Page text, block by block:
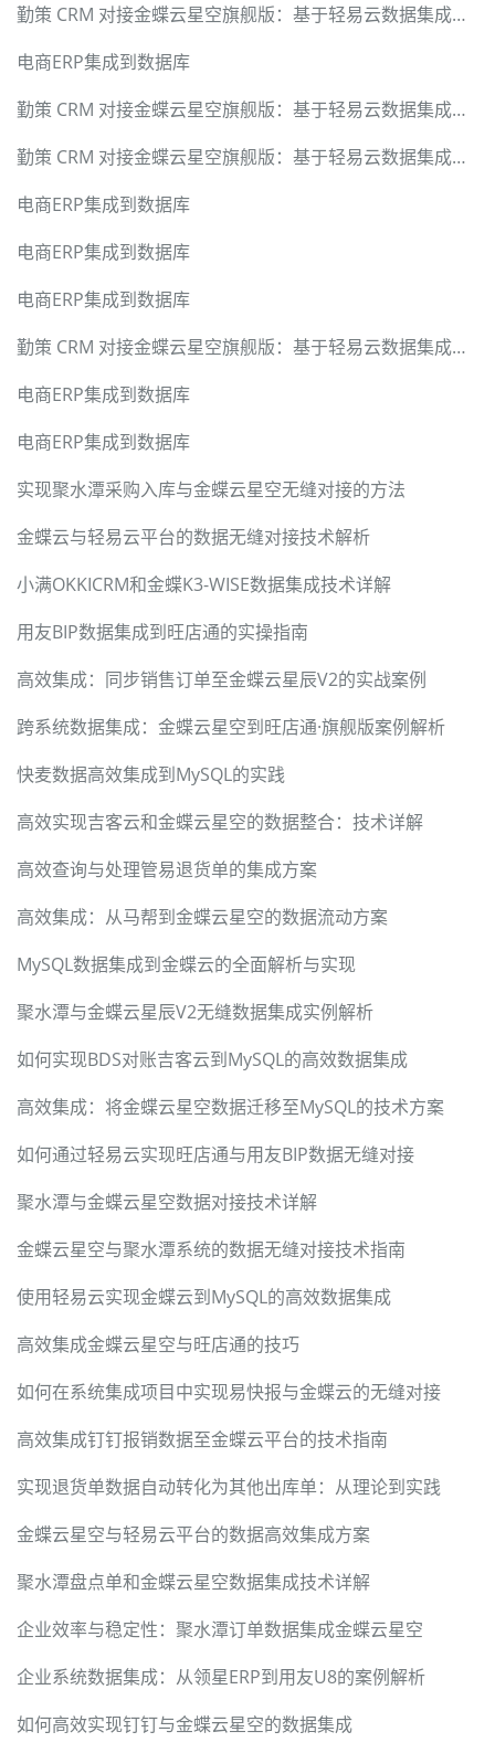
勤策 CRM 对接金蝶云星空旗舰版：基于轻易云数据集成平台的硬核技术实现与全链路方案
电商ERP集成到数据库
勤策 CRM 对接金蝶云星空旗舰版：基于轻易云数据集成平台的硬核技术实现与全链路方案
勤策 CRM 对接金蝶云星空旗舰版：基于轻易云数据集成平台的硬核技术实现与全链路方案
电商ERP集成到数据库
电商ERP集成到数据库
电商ERP集成到数据库
勤策 CRM 对接金蝶云星空旗舰版：基于轻易云数据集成平台的硬核技术实现与全链路方案
电商ERP集成到数据库
电商ERP集成到数据库
实现聚水潭采购入库与金蝶云星空无缝对接的方法
金蝶云与轻易云平台的数据无缝对接技术解析
小满OKKICRM和金蝶K3-WISE数据集成技术详解
用友BIP数据集成到旺店通的实操指南
高效集成：同步销售订单至金蝶云星辰V2的实战案例
跨系统数据集成：金蝶云星空到旺店通·旗舰版案例解析
快麦数据高效集成到MySQL的实践
高效实现吉客云和金蝶云星空的数据整合：技术详解
高效查询与处理管易退货单的集成方案
高效集成：从马帮到金蝶云星空的数据流动方案
MySQL数据集成到金蝶云的全面解析与实现
聚水潭与金蝶云星辰V2无缝数据集成实例解析
如何实现BDS对账吉客云到MySQL的高效数据集成
高效集成：将金蝶云星空数据迁移至MySQL的技术方案
如何通过轻易云实现旺店通与用友BIP数据无缝对接
聚水潭与金蝶云星空数据对接技术详解
金蝶云星空与聚水潭系统的数据无缝对接技术指南
使用轻易云实现金蝶云到MySQL的高效数据集成
高效集成金蝶云星空与旺店通的技巧
如何在系统集成项目中实现易快报与金蝶云的无缝对接
高效集成钉钉报销数据至金蝶云平台的技术指南
实现退货单数据自动转化为其他出库单：从理论到实践
金蝶云星空与轻易云平台的数据高效集成方案
聚水潭盘点单和金蝶云星空数据集成技术详解
企业效率与稳定性：聚水潭订单数据集成金蝶云星空
企业系统数据集成：从领星ERP到用友U8的案例解析
如何高效实现钉钉与金蝶云星空的数据集成